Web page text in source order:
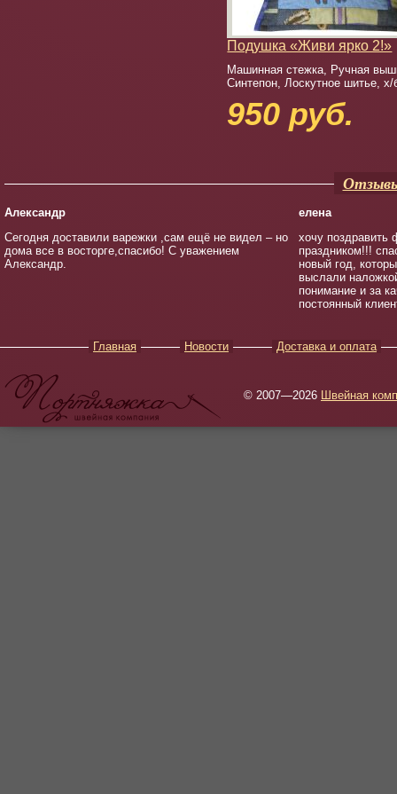
Подушка «Живи ярко 2!»
Машинная стежка, Ручная
Синтепон, Лоскутное шитье, х/
950 руб.
Александр
Сегодня доставили варежки ,сам ещё не видел – но
дома все в восторге,спасибо! С уважением
Александр.
елена
хочу
праздником!!!
новый год,
выслали
понимание и за
постоянный
Главная Новости Доставка и оплата
© 2007—2026 Швейная